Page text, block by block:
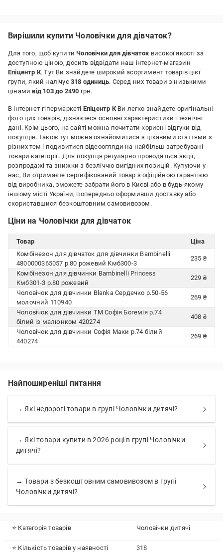
Вирішили купити Чоловічки для дівчаток?
Для того, щоб купитиЧоловічки для дівчаток високої якості за
доступною ціною, досить відвідати наш інтернет-магазин
Епіцентр К. Тут Ви знайдете широкий асортимент товарів цієї
групи, який налічує 318 одиниць. Серед них товари з низькими
цінамивід 103 до 2490 грн.
В інтернет-гіпермаркеті Епіцентр КВи легко знайдете оригінальні
фото цих товарів, дізнаєтеся основні характеристики і технічні
дані. Крім цього, на сайті можна почитати корисні відгуки від
покупців. Також тут можна ознайомитися з цікавими статтями з
різних тем і подивитися відеоогляди на найбільш затребувані
товари категорії . Для покупця регулярно проводяться акції,
розпродажі та знижки з безліччю вигідних позицій. Купуючи у
нас, Ви отримаєте сертифікований товар з офіційною гарантією
від виробника, зможете забрати його в Києві або в будь-якому
іншому місті України, попередньо оформивши доставку або
скориставшися безкоштовним самовивозом.
Ціни на Чоловічки для дівчаток
Товар
Ціна
Комбінезон для дівчаток для дівчинки Bambinelli
4800000365057 р.80 рожевий Кмб300-3
235 ₴
Комбінезон для дівчинки Bambinelli Princess
Кмб301-3 р.80 рожевий
229 ₴
Чоловічок для дівчинки Blanka Сердечко р.50-56
молочний 110940
269 ₴
Чоловічок для дівчинки ТМ Софія Богемія р.74
білий із малюнком 420274
408 ₴
Чоловічок для дівчинки Софія Маки р.74 білий
440274
269 ₴
Найпоширеніші питання
→ Які недорогі товари в групі Чоловічки дитячі?
→ Які товари купити в 2026 році в групі Чоловічки
дитячі?
→ Товари з безкоштовним самовивозом в групі
Чоловічки дитячі?
⭐ Категорія товарів Чоловічки дитячі
⭐ Кількість товарів у наявності 318